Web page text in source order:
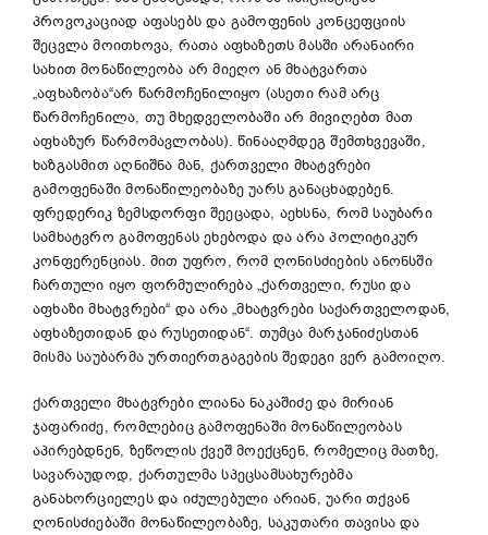
პროვოკაციად აფასებს და გამოფენის კონცეფციის
შეცვლა მოითხოვა, რათა აფხაზეთს მასში არანაირი
სახით მონაწილეობა არ მიეღო ან მხატვართა
„აფხაზობა“არ წარმოჩენილიყო (ასეთი რამ არც
წარმოჩენილა, თუ მხედველობაში არ მივიღებთ მათ
აფხაზურ წარმომავლობას). წინააღმდეგ შემთხვევაში,
ხაზგასმით აღნიშნა მან, ქართველი მხატვრები
გამოფენაში მონაწილეობაზე უარს განაცხადებენ.
ფრედერიკ ზემსდორფი შეეცადა, აეხსნა, რომ საუბარი
სამხატვრო გამოფენას ეხებოდა და არა პოლიტიკურ
კონფერენციას. მით უფრო, რომ ღონისძიების ანონსში
ჩართული იყო ფორმულირება „ქართველი, რუსი და
აფხაზი მხატვრები“ და არა „მხატვრები საქართველოდან,
აფხაზეთიდან და რუსეთიდან“. თუმცა მარჯანიძესთან
მისმა საუბარმა ურთიერთგაგების შედეგი ვერ გამოიღო.
ქართველი მხატვრები ლიანა ნაკაშიძე და მირიან
ჯაფარიძე, რომლებიც გამოფენაში მონაწილეობას
აპირებდნენ, ზეწოლის ქვეშ მოექცნენ, რომელიც მათზე,
სავარაუდოდ, ქართულმა სპეცსამსახურებმა
განახორციელეს და იძულებული არიან, უარი თქვან
ღონისძიებაში მონაწილეობაზე, საკუთარი თავისა და